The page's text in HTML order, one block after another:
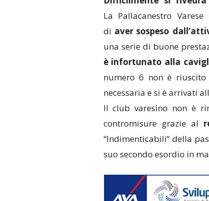
La Pallacanestro
di aver sospeso
una serie di buone
è infortunato alla
numero 6 non è
necessaria e si è arrivati
Il club varesino non è
contromisure grazie al
“Indimenticabili” della
suo secondo esordio in